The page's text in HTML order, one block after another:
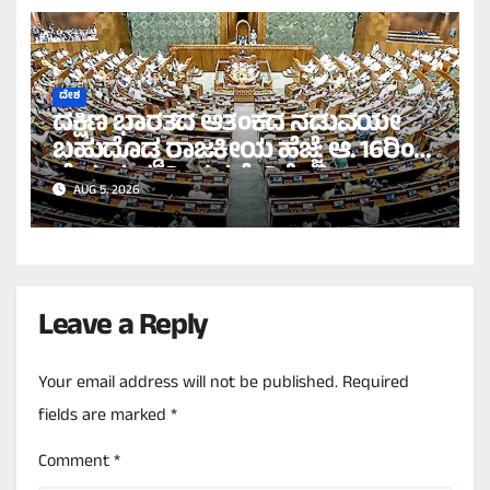
ದೇಶ
ದಕ್ಷಿಣ ಭಾರತದ ಆತಂಕದ ನಡುವೆಯೇ
ಬಹುದೊಡ್ಡ ರಾಜಕೀಯ ಹೆಜ್ಜೆ: ಆ. 16ರಿಂದ
‘ಕ್ಷೇತ್ರ ಮರುವಿಂಗಡಣೆ’ ವಿಶೇಷ
ಅಧಿವೇಶನ ಸಾಧ್ಯತೆ!
AUG 5, 2026
Leave a Reply
Your email address will not be published.Required
fields are marked*
Comment*